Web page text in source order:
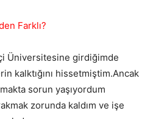
Farklı?
Üniversitesine girdiğimde
kalktığını hissetmiştim.Ancak
sorun yaşıyordum
zorunda kaldım ve işe